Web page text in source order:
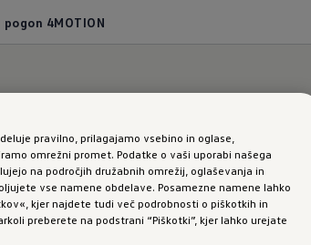
4MOTION
Štirikolesni
pravilno, prilagajamo vsebino in oglase,
omrežni promet. Podatke o vaši uporabi našega
na področjih družabnih omrežij, oglaševanja in
vse namene obdelave. Posamezne namene lahko
kjer najdete tudi več podrobnosti o piškotkih in
preberete na podstrani “Piškotki”, kjer lahko urejate